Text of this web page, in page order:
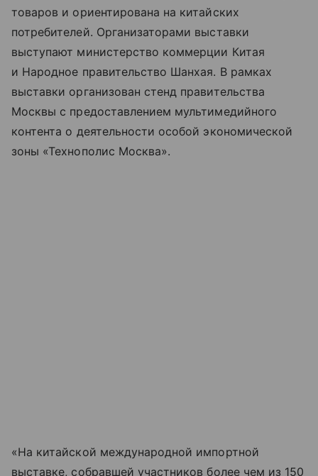
товаров и ориентирована на китайских
потребителей. Организаторами выставки
выступают министерство коммерции Китая
и Народное правительство Шанхая. В рамках
выставки организован стенд правительства
Москвы с предоставлением мультимедийного
контента о деятельности особой экономической
зоны «Технополис Москва».
«На китайской международной импортной
выставке, собравшей участников более чем из 150